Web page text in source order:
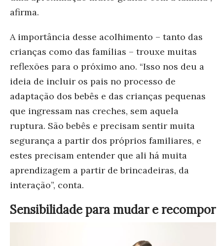
afirma.
A importância desse acolhimento – tanto das
crianças como das famílias – trouxe muitas
reflexões para o próximo ano. “Isso nos deu a
ideia de incluir os pais no processo de
adaptação dos bebês e das crianças pequenas
que ingressam nas creches, sem aquela
ruptura. São bebês e precisam sentir muita
segurança a partir dos próprios familiares, e
estes precisam entender que ali há muita
aprendizagem a partir de brincadeiras, da
interação”, conta.
Sensibilidade para mudar e recompor